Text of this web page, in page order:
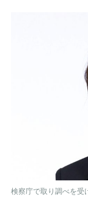
検察庁で取り調べを受